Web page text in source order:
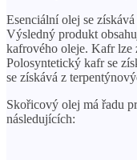
Esenciální olej se
Výsledný produkt
kafrového oleje. Kafr lze
Polosyntetický kafr se
se získává z
Skořicový olej má řadu
následujících: